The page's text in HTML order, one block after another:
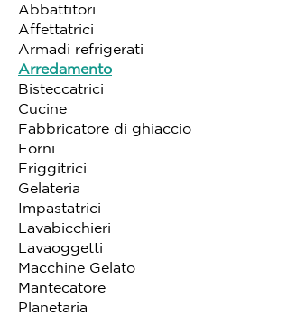
Abbattitori
Affettatrici
Armadi refrigerati
Arredamento
Bisteccatrici
Cucine
Fabbricatore di ghiaccio
Forni
Friggitrici
Gelateria
Impastatrici
Lavabicchieri
Lavaoggetti
Macchine Gelato
Mantecatore
Planetaria